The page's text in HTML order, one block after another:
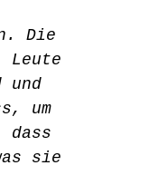
Die
Leute
und
um
sie